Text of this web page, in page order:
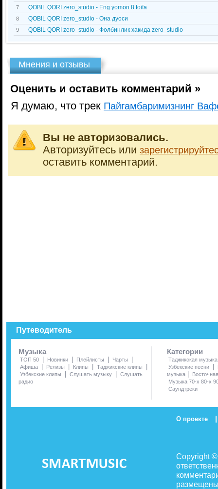
7 QOBIL QORI zero_studio - Eng yomon 8 toifa
8 QOBIL QORI zero_studio - Она дуоси
9 QOBIL QORI zero_studio - Фолбинлик хакида zero_studio
Мнения и отзывы
Оценить и оставить комментарий »
Я думаю, что трек Пайгамбаримизнинг
Вы не авторизовались.
Авторизуйтесь или
оставить комментарий.
Путеводитель
Музыка
ТОП 50 | Новинки | Плейлисты | Чарты |
Афиша | Релизы | Клипы | Таджикские клипы |
Узбекские клипы | Слушать музыку | Слушать
радио
Категории
Таджикская музыка
Узбекские песни
|
музыка |
Музыка 70-х 80-х
Саундтреки
О проекте |
Copyright
размещены